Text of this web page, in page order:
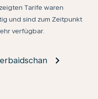
Tarife waren
und sind zum Zeitpunkt
verfügbar.